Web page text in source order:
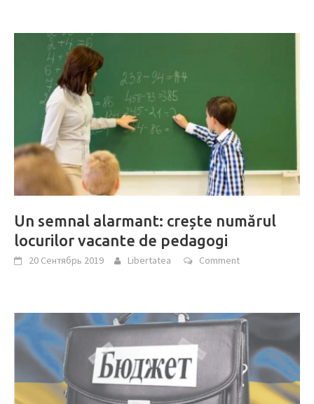
Un semnal alarmant: crește numărul
locurilor vacante de pedagogi
20 Сентябрь 2019 Libertatea Comment